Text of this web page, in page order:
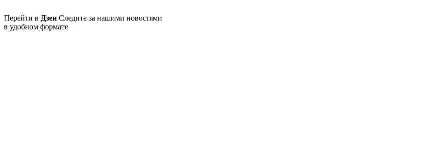
Перейти в Дзен Следите за нашими новостями
в удобном формате